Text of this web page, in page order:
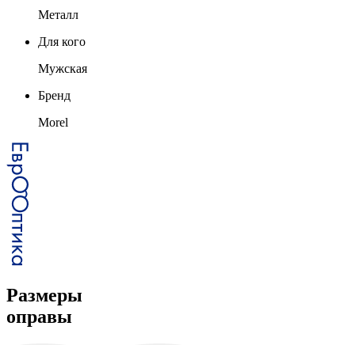
Металл
Для кого
Мужская
Бренд
Morel
Размеры
оправы